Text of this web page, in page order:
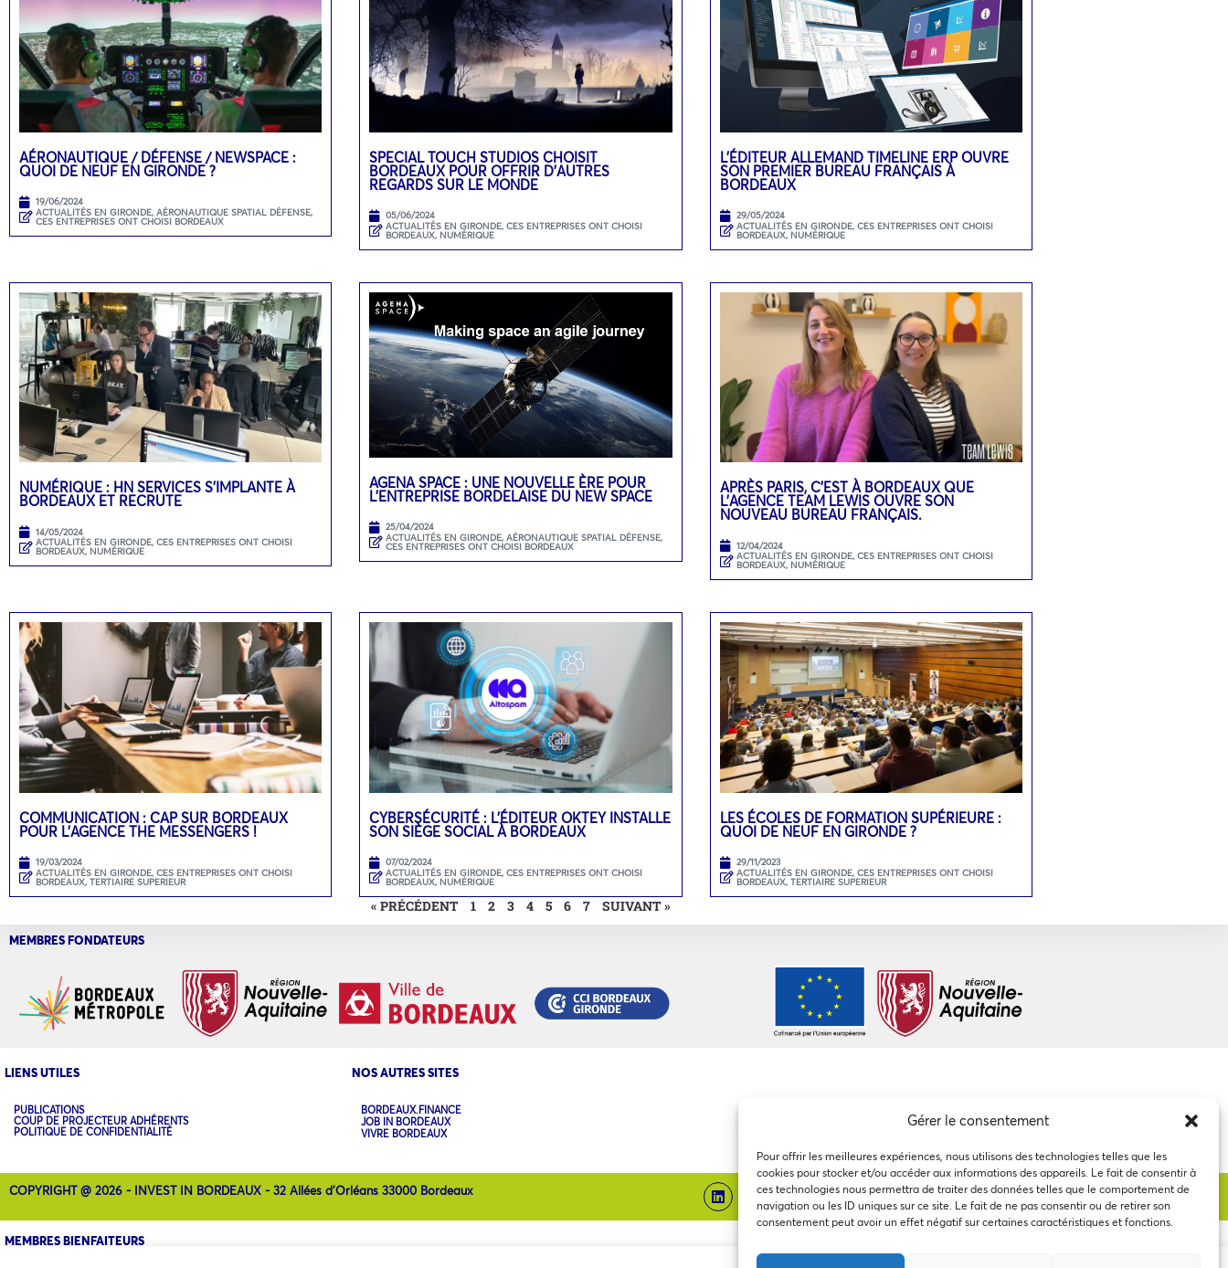
Gérer le consentement
Pour offrir les meilleures expériences, nous utilisons des technologies telles que les
cookies pour stocker et/ou accéder aux informations des appareils. Le fait de consentir à
ces technologies nous permettra de traiter des données telles que le comportement de
navigation ou les ID uniques sur ce site. Le fait de ne pas consentir ou de retirer son
consentement peut avoir un effet négatif sur certaines caractéristiques et fonctions.
AÉRONAUTIQUE / DÉFENSE / NEWSPACE :
QUOI DE NEUF EN GIRONDE ?
19/06/2024
ACTUALITÉS EN GIRONDE, AÉRONAUTIQUE SPATIAL DÉFENSE,
CES ENTREPRISES ONT CHOISI BORDEAUX
SPECIAL TOUCH STUDIOS CHOISIT
BORDEAUX POUR OFFRIR D’AUTRES
REGARDS SUR LE MONDE
05/06/2024
ACTUALITÉS EN GIRONDE,CES ENTREPRISES ONT CHOISI
BORDEAUX, NUMÉRIQUE
L’ÉDITEUR ALLEMAND TIMELINE ERP OUVRE
SON PREMIER BUREAU FRANÇAIS À
BORDEAUX
29/05/2024
ACTUALITÉS EN GIRONDE, CES ENTREPRISES ONT CHOISI
BORDEAUX, NUMÉRIQUE
NUMÉRIQUE : HN SERVICES S’IMPLANTE À
BORDEAUX ET RECRUTE
14/05/2024
ACTUALITÉS EN GIRONDE, CES ENTREPRISES ONT CHOISI
BORDEAUX, NUMÉRIQUE
AGENA SPACE : UNE NOUVELLE ÈRE POUR
L’ENTREPRISE BORDELAISE DU NEW SPACE
25/04/2024
ACTUALITÉS EN GIRONDE,AÉRONAUTIQUE SPATIAL DÉFENSE,
CES ENTREPRISES ONT CHOISI BORDEAUX
APRÈS PARIS, C’EST À BORDEAUX QUE
L’AGENCE TEAM LEWIS OUVRE SON
NOUVEAU BUREAU FRANÇAIS.
12/04/2024
ACTUALITÉS EN GIRONDE, CES ENTREPRISES ONT CHOISI
BORDEAUX, NUMÉRIQUE
COMMUNICATION : CAP SUR BORDEAUX
POUR L’AGENCE THE MESSENGERS !
19/03/2024
ACTUALITÉS EN GIRONDE, CES ENTREPRISES ONT CHOISI
BORDEAUX, TERTIAIRE SUPERIEUR
CYBERSÉCURITÉ : L’ÉDITEUR OKTEY INSTALLE
SON SIÈGE SOCIAL À BORDEAUX
07/02/2024
ACTUALITÉS EN GIRONDE,CES ENTREPRISES ONT CHOISI
BORDEAUX, NUMÉRIQUE
LES ÉCOLES DE FORMATION SUPÉRIEURE :
QUOI DE NEUF EN GIRONDE ?
29/11/2023
ACTUALITÉS EN GIRONDE, CES ENTREPRISES ONT CHOISI
BORDEAUX, TERTIAIRE SUPERIEUR
« PRÉCÉDENT 1 2 3 4 5 6 7 SUIVANT »
MEMBRES FONDATEURS
LIENS UTILES
PUBLICATIONS
COUP DE PROJECTEUR ADHÉRENTS
POLITIQUE DE CONFIDENTIALITÉ
NOS AUTRES SITES
BORDEAUX.FINANCE
JOB IN BORDEAUX
VIVRE BORDEAUX
COPYRIGHT @ 2026 - INVEST IN BORDEAUX - 32 Allées d'Orléans 33000 Bordeaux
MEMBRES BIENFAITEURS